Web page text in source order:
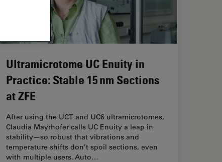
Ultramicrotome UC Enuity in
Practice: Stable 15 nm Sections
at ZFE
After using the UCT and UC6 ultramicrotomes,
Claudia Mayrhofer calls UC Enuity a leap in
stability—so robust that vibrations and
temperature shifts don’t spoil sections, even
with multiple users. Auto…